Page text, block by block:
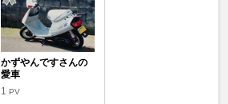
かずやんですさんの
愛車
1PV